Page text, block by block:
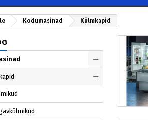
Kodumasinad Külmkapid